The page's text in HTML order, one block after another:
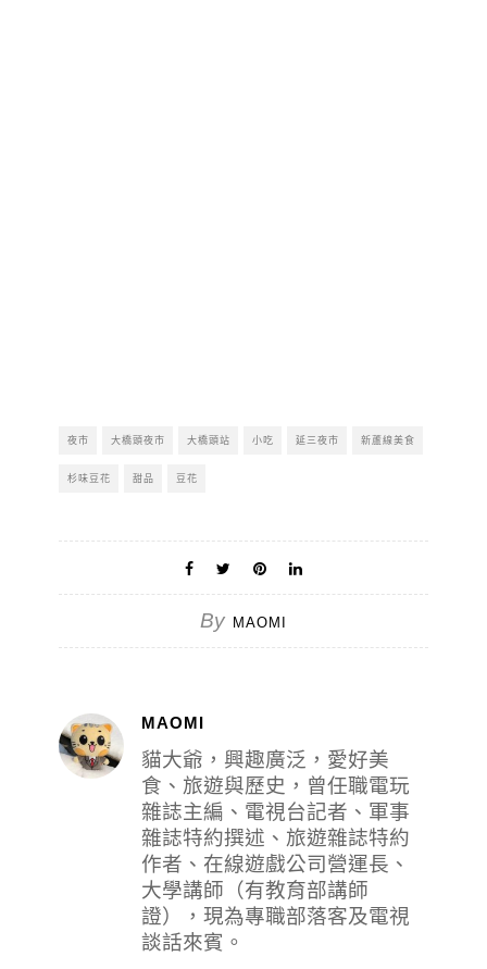
夜市 大橋頭夜市 大橋頭站 小吃 延三夜市 新蘆線美食
杉味豆花 甜品 豆花
By MAOMI
MAOMI
貓大爺，興趣廣泛，愛好美
食、旅遊與歷史，曾任職電玩
雜誌主編、電視台記者、軍事
雜誌特約撰述、旅遊雜誌特約
作者、在線遊戲公司營運長、
大學講師（有教育部講師
證），現為專職部落客及電視
談話來賓。